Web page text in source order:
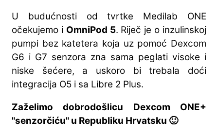
U budućnosti od tvrtke Medilab ONE
očekujemo i OmniPod 5. Riječ je o inzulinskoj
pumpi bez katetera koja uz pomoć Dexcom
G6 i G7 senzora zna sama peglati visoke i
niske šećere, a uskoro bi trebala doći
integracija O5 i sa Libre 2 Plus.
Zaželimo dobrodošlicu Dexcom ONE+
"senzorčiću" u Republiku Hrvatsku 🙂